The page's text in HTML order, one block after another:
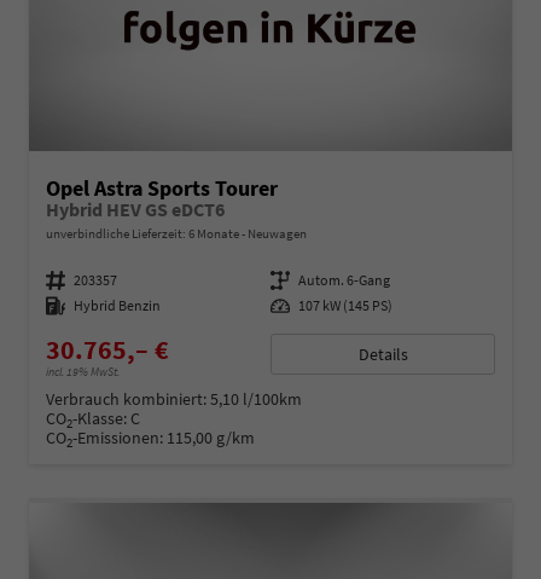
Opel Astra Sports Tourer
Hybrid HEV GS eDCT6
unverbindliche Lieferzeit: 6 Monate Neuwagen
Fahrzeugnummer 203357 Getriebe Autom. 6-Gang
Kraftstoff Hybrid Benzin Leistung 107 kW (145 PS)
30.765,– €
incl. 19% MwSt.
Details
Verbrauch kombiniert:5,10 l/100km
CO2-Klasse: C
CO2-Emissionen: 115,00 g/km